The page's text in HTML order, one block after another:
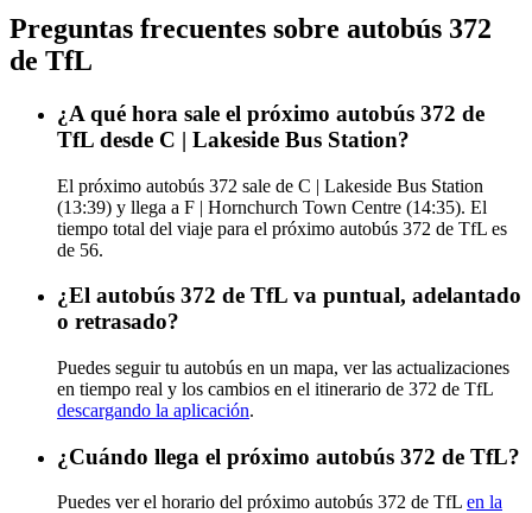
Preguntas frecuentes sobre autobús 372
de TfL
¿A qué hora sale el próximo autobús 372 de
TfL desde C | Lakeside Bus Station?
El próximo autobús 372 sale de C | Lakeside Bus Station
(13:39) y llega a F | Hornchurch Town Centre (14:35). El
tiempo total del viaje para el próximo autobús 372 de TfL es
de 56.
¿El autobús 372 de TfL va puntual, adelantado
o retrasado?
Puedes seguir tu autobús en un mapa, ver las actualizaciones
en tiempo real y los cambios en el itinerario de 372 de TfL
descargando la aplicación.
¿Cuándo llega el próximo autobús 372 de TfL?
Puedes ver el horario del próximo autobús 372 de TfL en la